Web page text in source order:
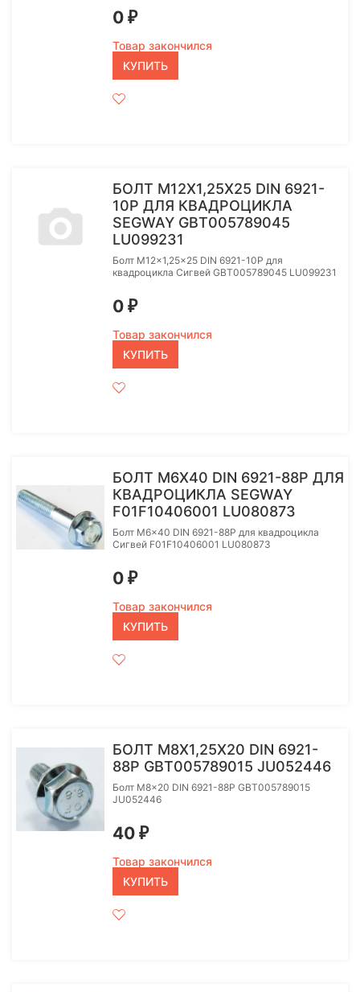
0 ₽
Товар закончился
КУПИТЬ
БОЛТ M12X1,25X25 DIN 6921-
10P ДЛЯ КВАДРОЦИКЛА
SEGWAY GBT005789045
LU099231
Болт M12x1,25x25 DIN 6921-10P для
квадроцикла Сигвей GBT005789045 LU099231
0 ₽
Товар закончился
КУПИТЬ
БОЛТ M6X40 DIN 6921-88P ДЛЯ
КВАДРОЦИКЛА SEGWAY
F01F10406001 LU080873
Болт M6x40 DIN 6921-88P для квадроцикла
Сигвей F01F10406001 LU080873
0 ₽
Товар закончился
КУПИТЬ
БОЛТ M8X1,25Х20 DIN 6921-
88P GBT005789015 JU052446
Болт M8x20 DIN 6921-88P GBT005789015
JU052446
40 ₽
Товар закончился
КУПИТЬ